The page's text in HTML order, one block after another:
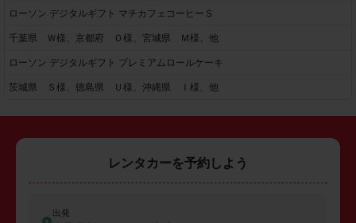
ローソン デジタルギフト マチカフェコーヒーＳ
千葉県 Ｗ様、京都府 Ｏ様、宮城県 Ｍ様、他
ローソン デジタルギフト プレミアムロールケーキ
茨城県 Ｓ様、徳島県 Ｕ様、沖縄県 Ｉ様、他
レンタカーを予約しよう
出発